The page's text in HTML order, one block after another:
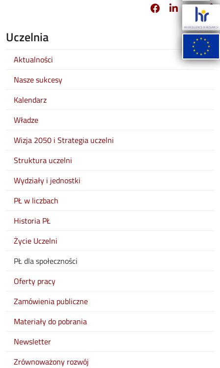
Facebook
opens in new
Linkedin
opens in
X
Uczelnia
Aktualności
Nasze sukcesy
Kalendarz
Władze
Wizja 2050 i Strategia uczelni
Struktura uczelni
Wydziały i jednostki
PŁ w liczbach
Historia PŁ
Życie Uczelni
PŁ dla społeczności
Oferty pracy
Zamówienia publiczne
Materiały do pobrania
Newsletter
Zrównoważony rozwój